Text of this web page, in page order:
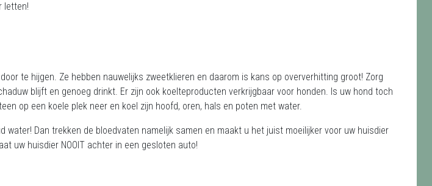
letten!
te hijgen. Ze hebben nauwelijks zweetklieren en daarom is kans op oververhitting groot! Zorg
blijft en genoeg drinkt. Er zijn ook koelteproducten verkrijgbaar voor honden. Is uw hond toch
op een koele plek neer en koel zijn hoofd, oren, hals en poten met water.
water! Dan trekken de bloedvaten namelijk samen en maakt u het juist moeilijker voor uw huisdier
uw huisdier NOOIT achter in een gesloten auto!